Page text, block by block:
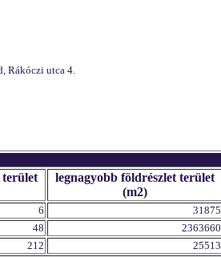
Rákóczi utca 4.
terület
legnagyobb földrészlet terület
(m2)
6 31875
48 2363660
212 25513